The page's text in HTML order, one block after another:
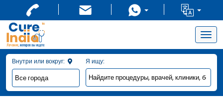
Внутри или вокруг:
Я ищу: